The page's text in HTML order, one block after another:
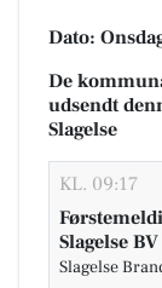
Dato:
De
udsendt
Slagelse
KL. 09:17
Slagelse BV
Slagelse